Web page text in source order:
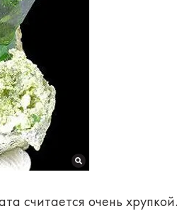
считается очень хрупкой.